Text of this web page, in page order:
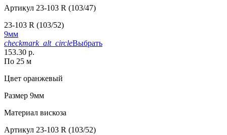
Артикул 23-103 R (103/47)
23-103 R (103/52)
9мм
checkmark_alt_circleВыбрать
153.30 р.
По 25 м
Цвет оранжевый
Размер 9мм
Материал вискоза
Артикул 23-103 R (103/52)